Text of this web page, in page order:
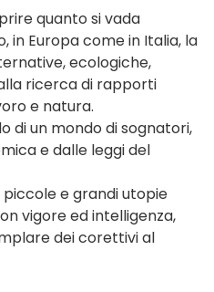
quanto si vada
in Europa come in Italia, la
ecologiche,
ricerca di rapporti
e natura.
di un mondo di sognatori,
e dalle leggi del
e grandi utopie
vigore ed intelligenza,
dei corettivi al